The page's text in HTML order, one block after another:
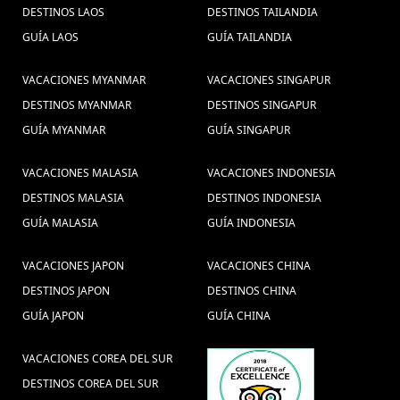
viajes tailandia (8) ,
Descubrir Hanoi Vietnam (1) ,
Vietnam (1) ,buscar un viaje a tailandia (3) ,viagem
ao vietname , Viagem Vietnam ,
Viagens Vietname , Viagens ao Vietna
, Guia de Vietnam , Sapa Vietnam ,
ferias vietname , Ferias no Vietname
(1) ,Excursiones Vietnam (22) ,viagem laos (1) ,
Viagens para Camboja (1) , Consejos de viajes Tailandia (3) ,
Paquete turistico a Myanmar (3) ,
vacaciones Sai Gon (1) , tet de vietnam (1) ,
Guia de Vietnam (1) , Phuket (1) ,
,visitar Tailândia (4) ,Phu quoc isla
(1) ,viajes indochina (6) , Recorrido Tailandia (5) ,
DESTINOS LAOS
GUÍA LAOS
DESTINOS TAILANDIA
GUÍA TAILANDIA
VACACIONES MYANMAR
DESTINOS MYANMAR
GUÍA MYANMAR
VACACIONES SINGAPUR
DESTINOS SINGAPUR
GUÍA SINGAPUR
VACACIONES MALASIA
DESTINOS MALASIA
GUÍA MALASIA
VACACIONES INDONESIA
DESTINOS INDONESIA
GUÍA INDONESIA
VACACIONES JAPON
DESTINOS JAPON
GUÍA JAPON
VACACIONES CHINA
DESTINOS CHINA
GUÍA CHINA
VACACIONES COREA DEL SUR
DESTINOS COREA DEL SUR